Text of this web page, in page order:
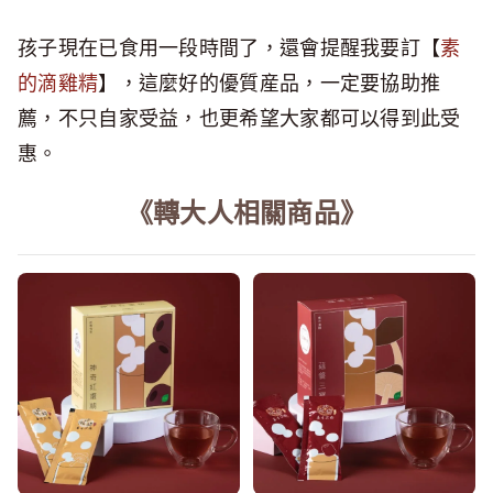
孩子現在已食用一段時間了，還會提醒我要訂【素
的滴雞精】，這麼好的優質産品，一定要協助推
薦，不只自家受益，也更希望大家都可以得到此受
惠。
《轉大人相關商品》